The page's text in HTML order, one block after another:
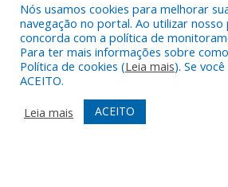
Nós usamos cookies para melhorar
navegação no portal. Ao utilizar nosso
concorda com a política de
Para ter mais informações sobre
Política de cookies (Leia mais). Se
ACEITO.
Leia mais
ACEITO